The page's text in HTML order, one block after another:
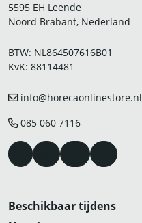
5595 EH Leende
Noord Brabant, Nederland
BTW: NL864507616B01
KvK: 88114481
info@horecaonlinestore.nl
085 060 7116
Beschikbaar tijdens